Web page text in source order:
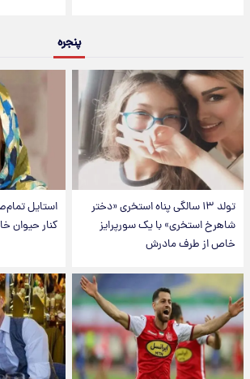
پنجره
تولد ۱۳ سالگی پناه استخری «دختر
شاهرخ استخری» با یک سورپرایز
خاص از طرف مادرش
استایل
کنار حیوان